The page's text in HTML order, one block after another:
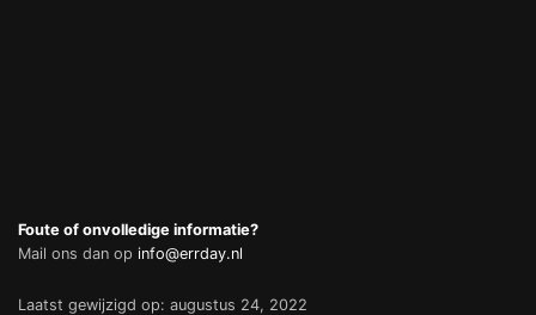
Foute of onvolledige informatie?
Mail ons dan op info@errday.nl
Laatst gewijzigd op: augustus 24, 2022